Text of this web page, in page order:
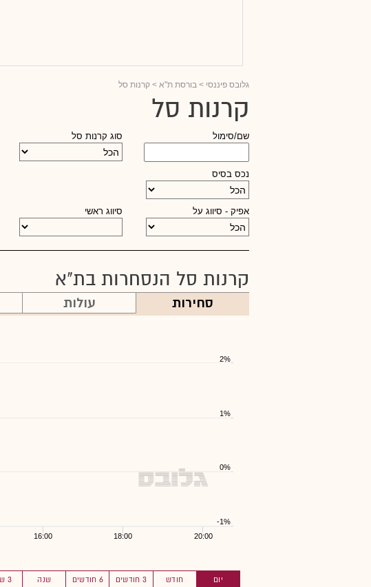
גלובס פיננסי > בורסת ת"א > קרנות סל
קרנות סל
שם/סימול סוג קרנות סל
נכס בסיס
אפיק - סיווג על סיווג ראשי
קרנות סל הנסחרות בת"א
סחירות עולות
16:00 18:00 20:00
0%
-1%
1%
2%
יום חודש 3 חודשים 6 חודשים שנה 3 שנים